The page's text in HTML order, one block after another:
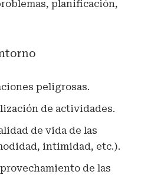
planificación,
peligrosas.
de actividades.
de vida de las
intimidad, etc.).
de las